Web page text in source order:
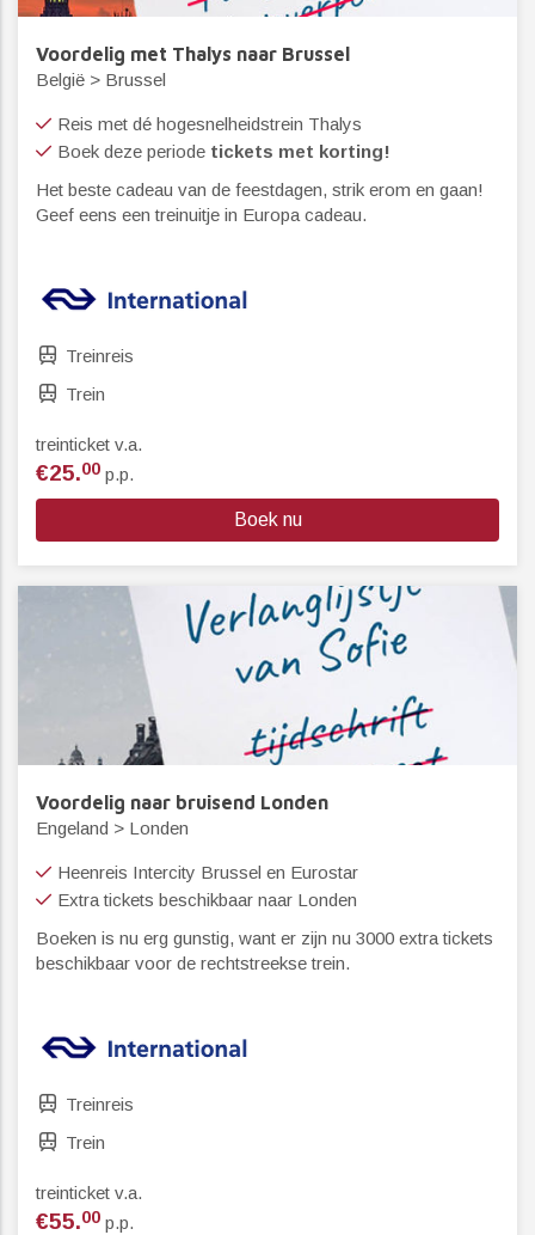
Voordelig met Thalys naar Brussel
België > Brussel
Reis met dé hogesnelheidstrein Thalys
Boek deze periode tickets met korting!
Het beste cadeau van de feestdagen, strik erom en gaan!
Geef eens een treinuitje in Europa cadeau.
Treinreis
Trein
treinticket v.a.
€25.00 p.p.
Boek nu
Voordelig naar bruisend Londen
Engeland > Londen
Heenreis Intercity Brussel en Eurostar
Extra tickets beschikbaar naar Londen
Boeken is nu erg gunstig, want er zijn nu 3000 extra tickets
beschikbaar voor de rechtstreekse trein.
Treinreis
Trein
treinticket v.a.
€55.00 p.p.